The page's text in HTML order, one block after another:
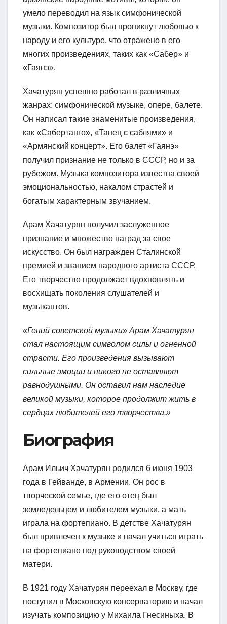
умело переводил на язык симфонической
музыки. Композитор был проникнут любовью к
народу и его культуре, что отражено в его
многих произведениях, таких как «Сабер» и
«Гаянэ».
Хачатурян успешно работал в различных
жанрах: симфонической музыке, опере, балете.
Он написал такие знаменитые произведения,
как «Сабертанго», «Танец с саблями» и
«Армянский концерт». Его балет «Гаянэ»
получил признание не только в СССР, но и за
рубежом. Музыка композитора известна своей
эмоциональностью, накалом страстей и
богатым характерным звучанием.
Арам Хачатурян получил заслуженное
признание и множество наград за свое
искусство. Он был награжден Сталинской
премией и званием народного артиста СССР.
Его творчество продолжает вдохновлять и
восхищать поколения слушателей и
музыкантов.
«Гений советской музыки» Арам Хачатурян
стал настоящим символом силы и огненной
страсти. Его произведения вызывают
сильные эмоции и никого не оставляют
равнодушными. Он оставил нам наследие
великой музыки, которое продолжит жить в
сердцах любителей его творчества.»
Биография
Арам Ильич Хачатурян родился 6 июня 1903
года в Гейванде, в Армении. Он рос в
творческой семье, где его отец был
земледельцем и любителем музыки, а мать
играла на фортепиано. В детстве Хачатурян
был привлечен к музыке и начал учиться играть
на фортепиано под руководством своей
матери.
В 1921 году Хачатурян переехал в Москву, где
поступил в Московскую консерваторию и начал
изучать композицию у Михаила Гнесиныха. В